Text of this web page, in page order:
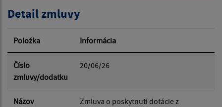
Dátum od:
Dátum do:
Detail zmluvy
Položka Informácia
Číslo
zmluvy/dodatku
20/06/26
Názov
Zmluva o poskytnutí dotácie z